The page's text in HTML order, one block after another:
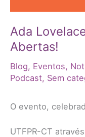
Ada
Abertas!
Blog, Eventos,
Podcast, Sem
O evento,
UTFPR-CT